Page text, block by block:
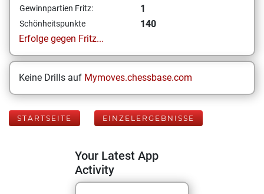
Gewinnpartien Fritz: 1
Schönheitspunkte
140
Erfolge gegen Fritz...
Keine Drills auf Mymoves.chessbase.com
STARTSEITE EINZELERGEBNISSE
Your Latest App
Activity